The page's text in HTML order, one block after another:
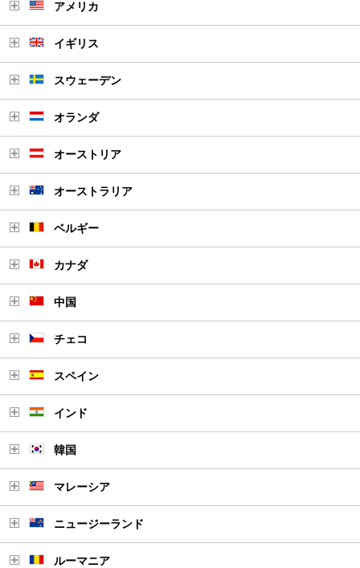
アメリカ
イギリス
スウェーデン
オランダ
オーストリア
オーストラリア
ベルギー
カナダ
中国
チェコ
スペイン
インド
韓国
マレーシア
ニュージーランド
ルーマニア